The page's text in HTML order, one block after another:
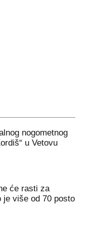
nogometnog
u Vetovu
će rasti za
je više od 70 posto